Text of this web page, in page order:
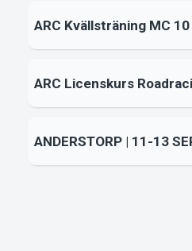
ARC Kvällsträning MC 10
ARC Licenskurs
ANDERSTORP | 11-13